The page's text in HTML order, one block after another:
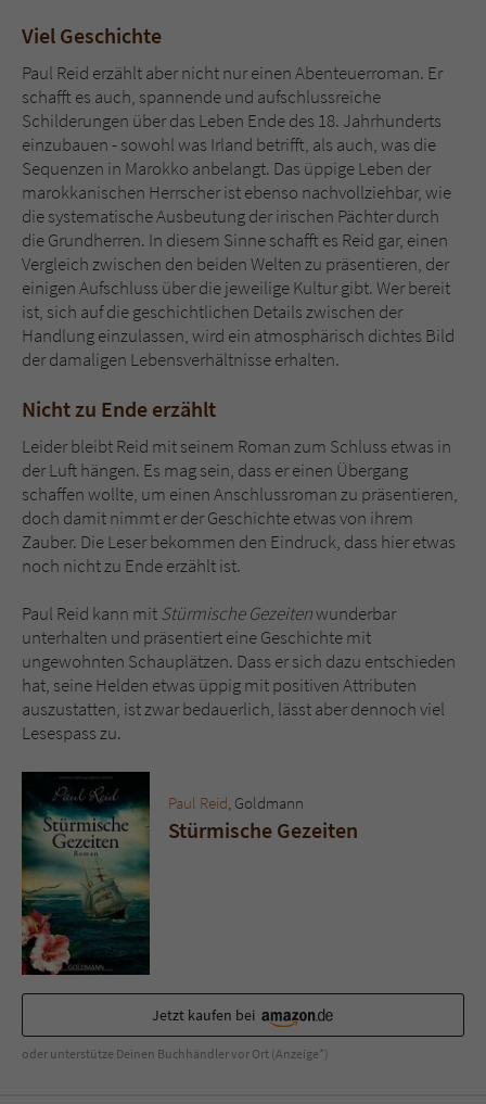
Viel Geschichte
Paul Reid erzählt aber nicht nur einen Abenteuerroman. Er
schafft es auch, spannende und aufschlussreiche
Schilderungen über das Leben Ende des 18. Jahrhunderts
einzubauen - sowohl was Irland betrifft, als auch, was die
Sequenzen in Marokko anbelangt. Das üppige Leben der
marokkanischen Herrscher ist ebenso nachvollziehbar, wie
die systematische Ausbeutung der irischen Pächter durch
die Grundherren. In diesem Sinne schafft es Reid gar, einen
Vergleich zwischen den beiden Welten zu präsentieren, der
einigen Aufschluss über die jeweilige Kultur gibt. Wer bereit
ist, sich auf die geschichtlichen Details zwischen der
Handlung einzulassen, wird ein atmosphärisch dichtes Bild
der damaligen Lebensverhältnisse erhalten.
Nicht zu Ende erzählt
Leider bleibt Reid mit seinem Roman zum Schluss etwas in
der Luft hängen. Es mag sein, dass er einen Übergang
schaffen wollte, um einen Anschlussroman zu präsentieren,
doch damit nimmt er der Geschichte etwas von ihrem
Zauber. Die Leser bekommen den Eindruck, dass hier etwas
noch nicht zu Ende erzählt ist.
Paul Reid kann mitStürmische Gezeitenwunderbar
unterhalten und präsentiert eine Geschichte mit
ungewohnten Schauplätzen. Dass er sich dazu entschieden
hat, seine Helden etwas üppig mit positiven Attributen
auszustatten, ist zwar bedauerlich, lässt aber dennoch viel
Lesespass zu.
Paul Reid, Goldmann
Stürmische Gezeiten
Jetzt kaufen bei
oder unterstütze Deinen Buchhändler vor Ort (Anzeige*)